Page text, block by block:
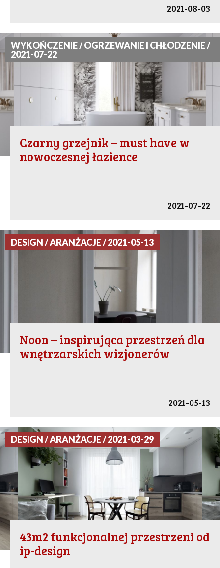
2021-08-03
WYKOŃCZENIE / OGRZEWANIE I CHŁODZENIE /
2021-07-22
Czarny grzejnik – must have w
nowoczesnej łazience
2021-07-22
DESIGN / ARANŻACJE / 2021-05-13
Noon – inspirująca przestrzeń dla
wnętrzarskich wizjonerów
2021-05-13
DESIGN / ARANŻACJE / 2021-03-29
43m2 funkcjonalnej przestrzeni od
ip-design